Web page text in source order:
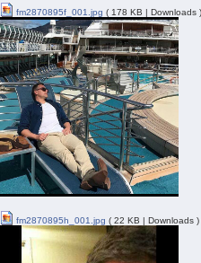
fm2870895f_001.jpg ( 178 KB | Downloads
fm2870895h_001.jpg ( 22 KB | Downloads )